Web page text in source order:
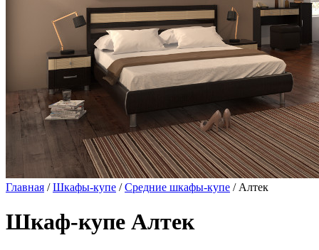
Главная /Шкафы-купе /Средние шкафы-купе / Алтек
Шкаф-купе Алтек